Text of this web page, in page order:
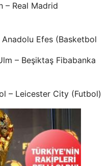
– Real Madrid
Efes (Basketbol
– Beşiktaş Fibabanka
– Leicester City (Futbol)